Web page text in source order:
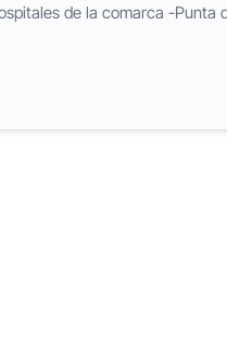
de la comarca -Punta